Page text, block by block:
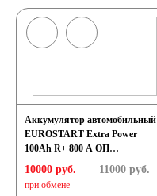
Аккумулятор автомобильный
EUROSTART Extra Power
100Ah R+ 800 A ОП
(353x175x190) L5
10000 руб.
при обмене
11000руб.